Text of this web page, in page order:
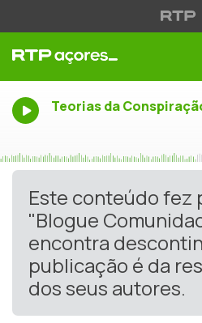
Teorias da
Este conteúdo fez
"Blogue
encontra
publicação é da
dos seus autores.